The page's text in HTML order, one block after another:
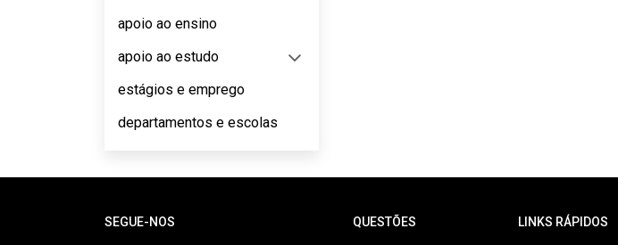
apoio ao ensino
apoio ao estudo
estágios e emprego
departamentos e escolas
SEGUE-NOS QUESTÕES LINKS RÁPIDOS